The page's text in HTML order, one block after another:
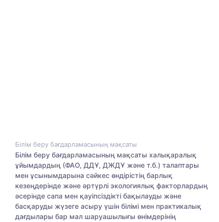
Білім беру бағдарламасының мақсаты
Білім беру бағдарламасының мақсаты халықаралық
ұйымдардың (ФАО, ДДҰ, ДЖДҰ және т.б.) талаптары
мен ұсынымдарына сәйкес өндірістің барлық
кезеңдерінде және әртүрлі экологиялық факторлардың
әсерінде сапа мен қауіпсіздікті бақылауды және
басқаруды жүзеге асыру үшін білімі мен практикалық
дағдылары бар мал шаруашылығы өнімдерінің